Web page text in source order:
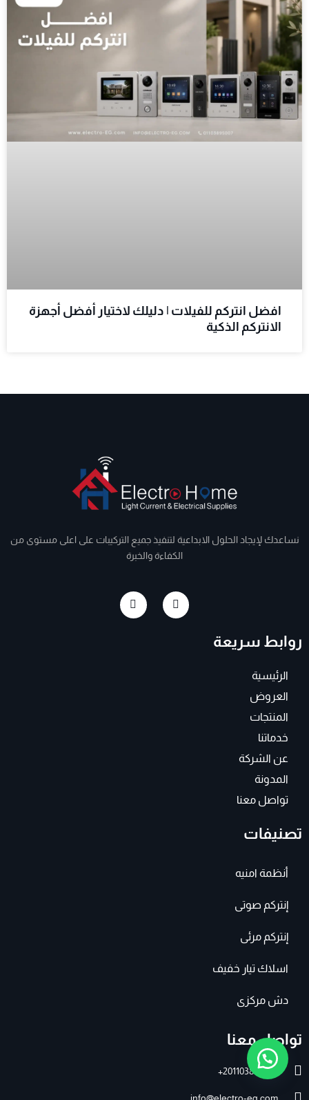
افضل انتركم للفيلات | دليلك لاختيار أفضل أجهزة
الانتركم الذكية
نساعدك لإيجاد الحلول الابداعية لتنفيذ جميع التركيبات على اعلى مستوى من
الكفاءة والخبرة
F
a
c
I
n
s
روابط سريعة
الرئيسية
العروض
المنتجات
خدماتنا
عن الشركة
المدونة
تواصل معنا
تصنيفات
أنظمة امنيه
إنتركم صوتى
إنتركم مرئى
اسلاك تيار خفيف
دش مركزى
تواصل معنا
201103895007+
info@electro-eg.com